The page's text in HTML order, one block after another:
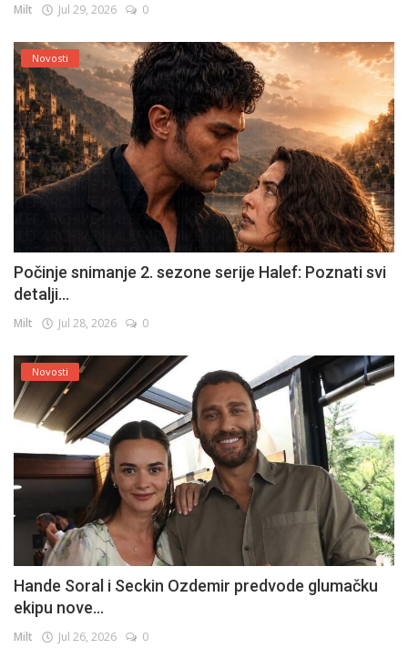
Milt Jul 29, 2026 0
Novosti
Počinje snimanje 2. sezone serije Halef: Poznati svi
detalji...
Milt Jul 28, 2026 0
Novosti
Hande Soral i Seckin Ozdemir predvode glumačku
ekipu nove...
Milt Jul 26, 2026 0